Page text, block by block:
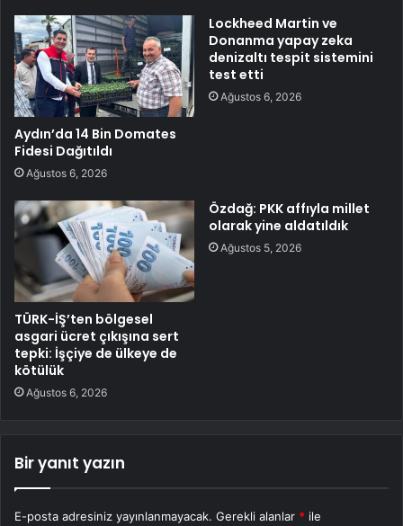
Aydın’da 14 Bin Domates
Fidesi Dağıtıldı
Ağustos 6, 2026
Lockheed Martin ve
Donanma yapay zeka
denizaltı tespit sistemini
test etti
Ağustos 6, 2026
TÜRK-İŞ’ten bölgesel
asgari ücret çıkışına sert
tepki: İşçiye de ülkeye de
kötülük
Ağustos 6, 2026
Özdağ: PKK affıyla millet
olarak yine aldatıldık
Ağustos 5, 2026
Bir yanıt yazın
E-posta adresiniz yayınlanmayacak. Gerekli alanlar * ile